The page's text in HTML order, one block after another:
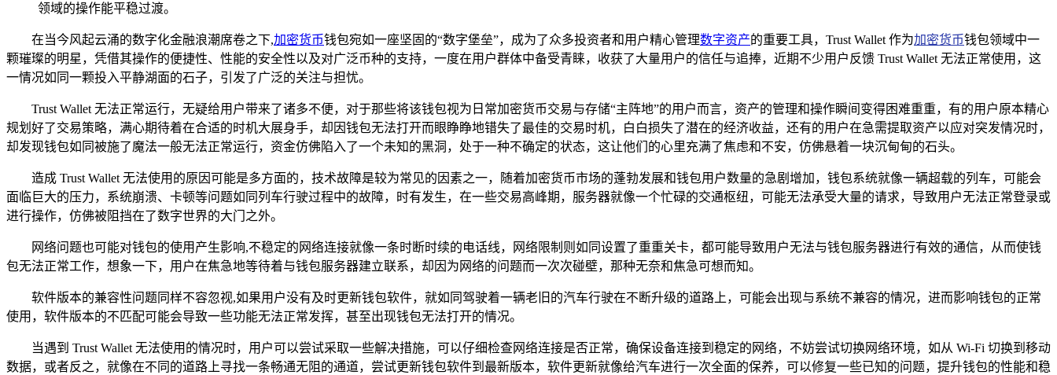
领域的操作能平稳过渡。
在当今风起云涌的数字化金融浪潮席卷之下,加密货币钱包宛如一座坚固的“数字堡垒”，成为了众多投资者和用户精心管理数字资产的重要工具，Trust Wallet 作为加密货币钱包领域中一
颗璀璨的明星，凭借其操作的便捷性、性能的安全性以及对广泛币种的支持，一度在用户群体中备受青睐，收获了大量用户的信任与追捧，近期不少用户反馈 Trust Wallet 无法正常使用，这
一情况如同一颗投入平静湖面的石子，引发了广泛的关注与担忧。
Trust Wallet 无法正常运行，无疑给用户带来了诸多不便，对于那些将该钱包视为日常加密货币交易与存储“主阵地”的用户而言，资产的管理和操作瞬间变得困难重重，有的用户原本精心
规划好了交易策略，满心期待着在合适的时机大展身手，却因钱包无法打开而眼睁睁地错失了最佳的交易时机，白白损失了潜在的经济收益，还有的用户在急需提取资产以应对突发情况时，
却发现钱包如同被施了魔法一般无法正常运行，资金仿佛陷入了一个未知的黑洞，处于一种不确定的状态，这让他们的心里充满了焦虑和不安，仿佛悬着一块沉甸甸的石头。
造成 Trust Wallet 无法使用的原因可能是多方面的，技术故障是较为常见的因素之一，随着加密货币市场的蓬勃发展和钱包用户数量的急剧增加，钱包系统就像一辆超载的列车，可能会
面临巨大的压力，系统崩溃、卡顿等问题如同列车行驶过程中的故障，时有发生，在一些交易高峰期，服务器就像一个忙碌的交通枢纽，可能无法承受大量的请求，导致用户无法正常登录或
进行操作，仿佛被阻挡在了数字世界的大门之外。
网络问题也可能对钱包的使用产生影响,不稳定的网络连接就像一条时断时续的电话线，网络限制则如同设置了重重关卡，都可能导致用户无法与钱包服务器进行有效的通信，从而使钱
包无法正常工作，想象一下，用户在焦急地等待着与钱包服务器建立联系，却因为网络的问题而一次次碰壁，那种无奈和焦急可想而知。
软件版本的兼容性问题同样不容忽视,如果用户没有及时更新钱包软件，就如同驾驶着一辆老旧的汽车行驶在不断升级的道路上，可能会出现与系统不兼容的情况，进而影响钱包的正常
使用，软件版本的不匹配可能会导致一些功能无法正常发挥，甚至出现钱包无法打开的情况。
当遇到 Trust Wallet 无法使用的情况时，用户可以尝试采取一些解决措施，可以仔细检查网络连接是否正常，确保设备连接到稳定的网络，不妨尝试切换网络环境，如从 Wi-Fi 切换到移动
数据，或者反之，就像在不同的道路上寻找一条畅通无阻的通道，尝试更新钱包软件到最新版本，软件更新就像给汽车进行一次全面的保养，可以修复一些已知的问题，提升钱包的性能和稳